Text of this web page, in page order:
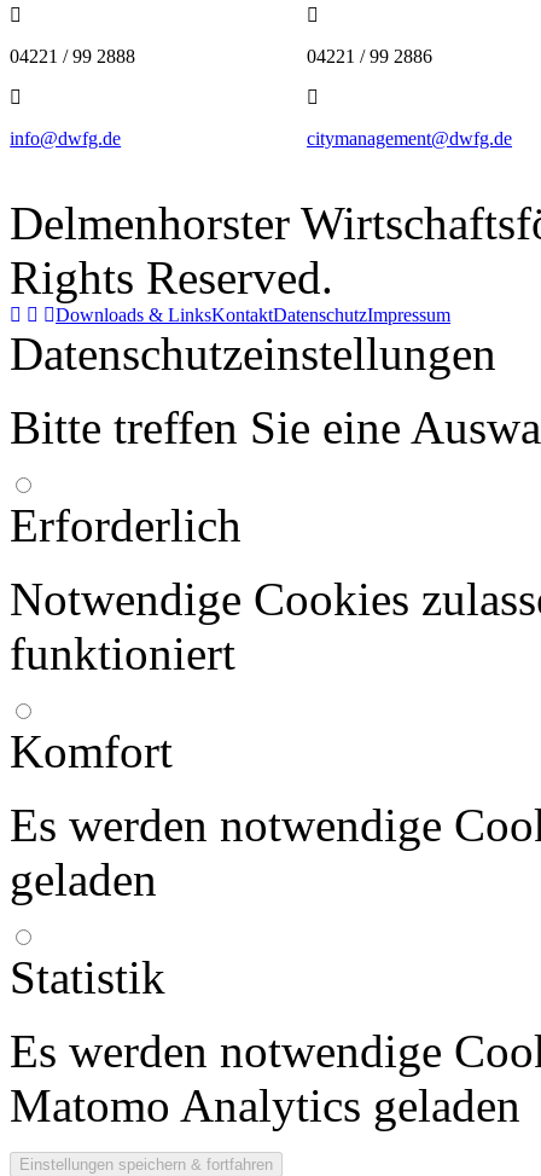
04221 / 99 2888
info@dwfg.de
04221 / 99 2886
citymanagement@dwfg.de
Delmenhorster
Rights Reserved.
Downloads & LinksKontaktDatenschutzImpressum
Datenschutzeinstellungen
Bitte treffen Sie eine
Erforderlich
Notwendige Cookies
funktioniert
Komfort
Es werden notwendige
geladen
Statistik
Es werden notwendige
Matomo Analytics geladen